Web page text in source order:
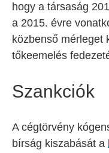
hogy a társaság
a 2015. évre
közbenső mérleget
tőkeemelés
Szankciók
A cégtörvény
bírság kiszabását a